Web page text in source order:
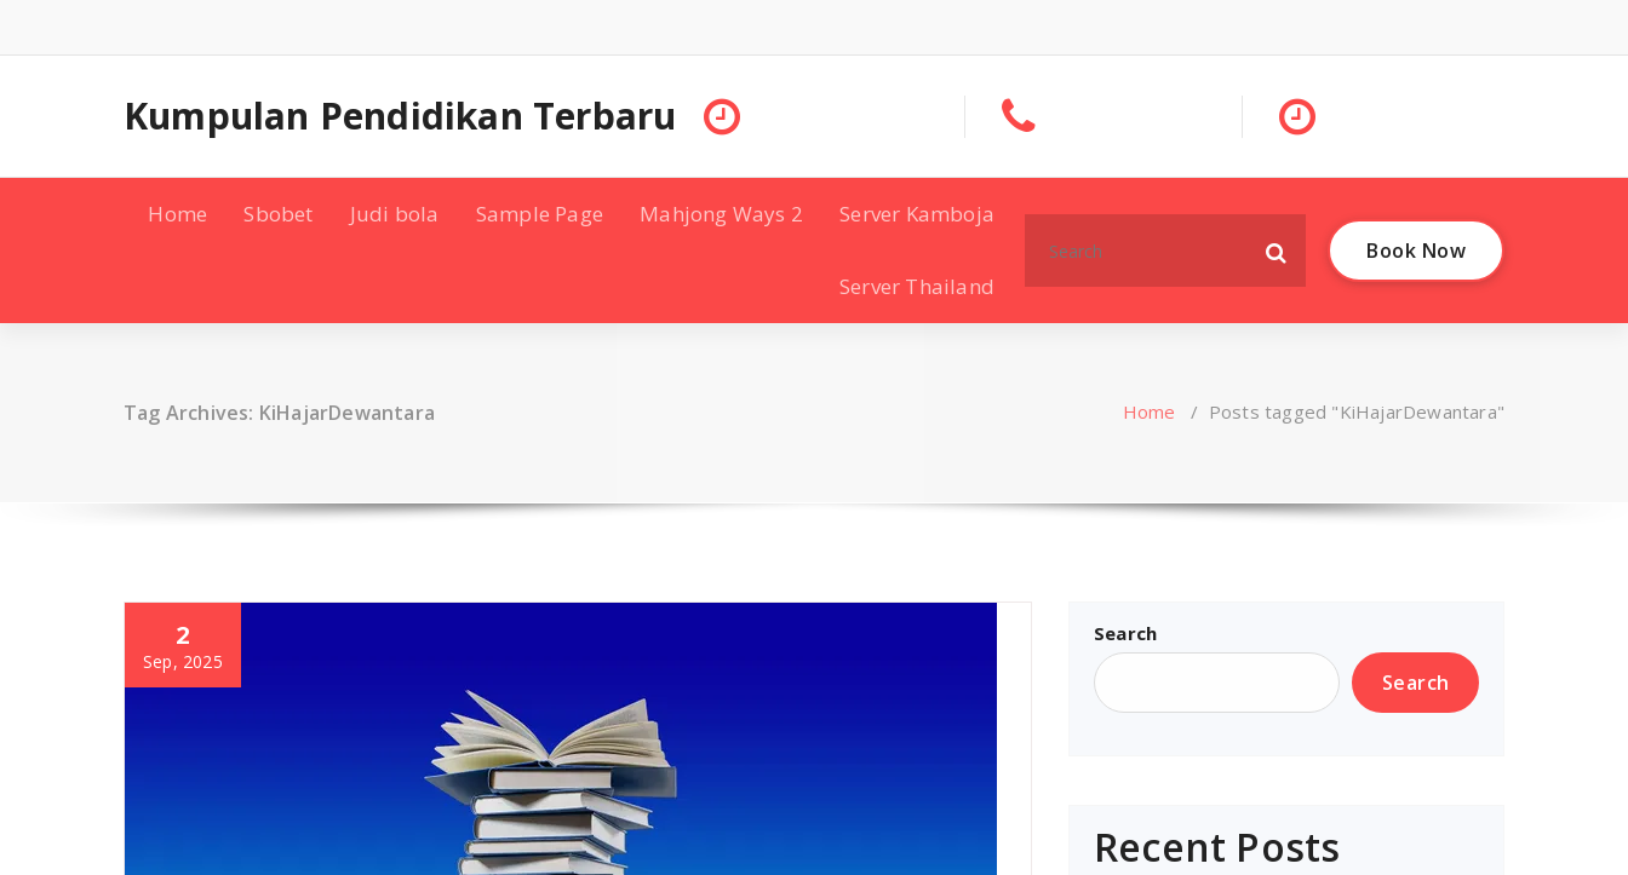
content
Kumpulan Pendidikan Terbaru
Home Sbobet Judi bola Sample Page Mahjong Ways 2 Server Kamboja
Server Thailand
for:
Book Now
Tag Archives: KiHajarDewantara Home / Posts tagged "KiHajarDewantara"
2
Sep, 2025
Search
Search
Recent Posts